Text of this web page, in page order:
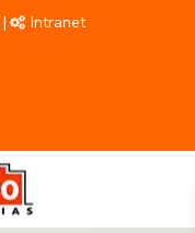
| Intranet